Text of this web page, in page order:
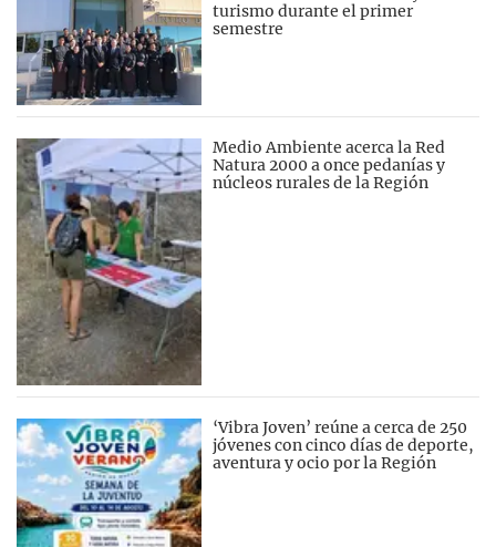
turismo durante el primer
semestre
Medio Ambiente acerca la Red
Natura 2000 a once pedanías y
núcleos rurales de la Región
‘Vibra Joven’ reúne a cerca de 250
jóvenes con cinco días de deporte,
aventura y ocio por la Región